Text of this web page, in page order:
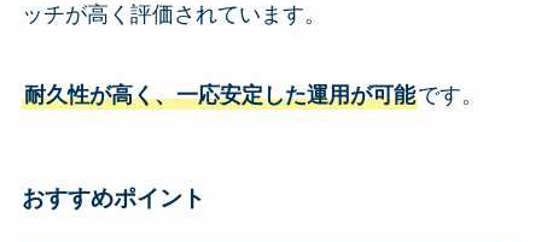
ッチが高く評価されています。
耐久性が高く、一応安定した運用が可能です。
おすすめポイント